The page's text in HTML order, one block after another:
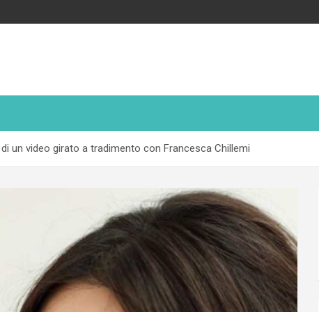
un video girato a tradimento con Francesca Chillemi